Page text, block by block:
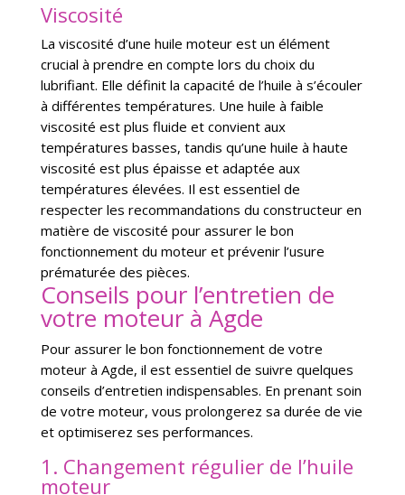
Viscosité
La viscosité d’une huile moteur est un élément
crucial à prendre en compte lors du choix du
lubrifiant. Elle définit la capacité de l’huile à s’écouler
à différentes températures. Une huile à faible
viscosité est plus fluide et convient aux
températures basses, tandis qu’une huile à haute
viscosité est plus épaisse et adaptée aux
températures élevées. Il est essentiel de
respecter les recommandations du constructeur en
matière de viscosité pour assurer le bon
fonctionnement du moteur et prévenir l’usure
prématurée des pièces.
Conseils pour l’entretien de
votre moteur à Agde
Pour assurer le bon fonctionnement de votre
moteur à Agde, il est essentiel de suivre quelques
conseils d’entretien indispensables. En prenant soin
de votre moteur, vous prolongerez sa durée de vie
et optimiserez ses performances.
1. Changement régulier de l’huile
moteur